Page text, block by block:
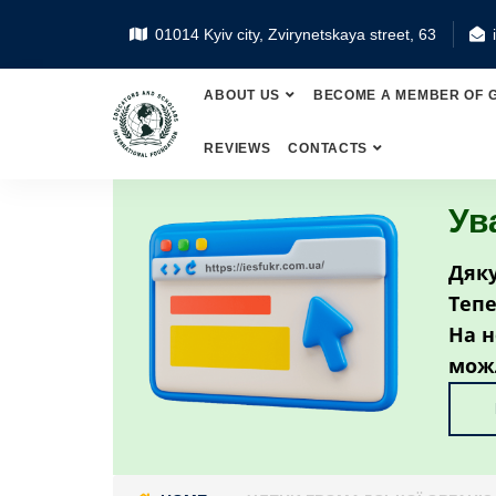
01014 Kyiv city, Zvirynetskaya street, 63
ABOUT US BECOME A MEMBER OF
REVIEWS CONTACTS
На